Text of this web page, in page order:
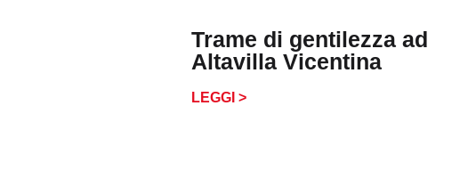
Trame di gentilezza ad
Altavilla Vicentina
LEGGI >